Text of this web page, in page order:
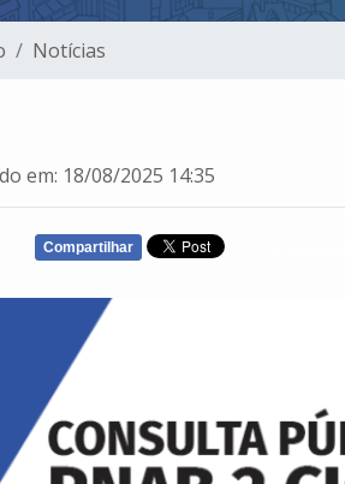
Notícias
em: 18/08/2025 14:35
Compartilhar